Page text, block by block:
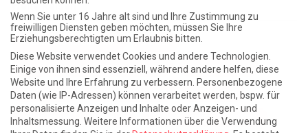
Weite Reisen
Atlantische Turbulenzen DIE ELF
Die Zeit der Ringelblumen ist vorbei Europa im Kopf
Fast am Ziel Frühling in Florenz In der Blase
Leben lernen / Ein Versuch Trinken. Träumen. Trösten.
Wenn Sie unter 16 Jahre alt sind und Ihre Zustimmung zu
freiwilligen Diensten geben möchten, müssen Sie Ihre
Erziehungsberechtigten um Erlaubnis bitten.
Diese Website verwendet Cookies und andere Technologien.
Einige von ihnen sind essenziell, während andere helfen, diese
Website und Ihre Erfahrung zu verbessern. Personenbezogene
Daten (wie IP-Adressen) können verarbeitet werden, bspw. für
personalisierte Anzeigen und Inhalte oder Anzeigen- und
Inhaltsmessung. Weitere Informationen über die Verwendung